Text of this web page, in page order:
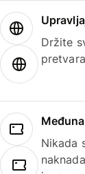
Držite
Nikada